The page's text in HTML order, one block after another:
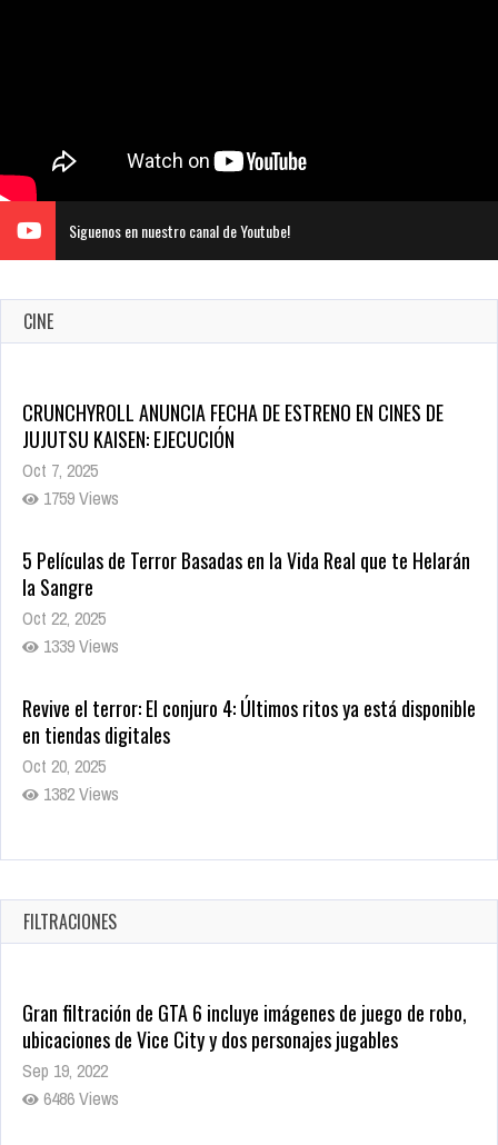
Siguenos en nuestro canal de Youtube!
CINE
CRUNCHYROLL ANUNCIA FECHA DE ESTRENO EN CINES DE
JUJUTSU KAISEN: EJECUCIÓN
Oct 7, 2025
1759 Views
5 Películas de Terror Basadas en la Vida Real que te Helarán
la Sangre
Oct 22, 2025
1339 Views
Revive el terror: El conjuro 4: Últimos ritos ya está disponible
en tiendas digitales
Oct 20, 2025
1382 Views
Warner Bros. lleva a las tiendas digitales su racha de
Oct 17, 2025
1437 Views
FILTRACIONES
Gran filtración de GTA 6 incluye imágenes de juego de robo,
ubicaciones de Vice City y dos personajes jugables
Sep 19, 2022
6486 Views